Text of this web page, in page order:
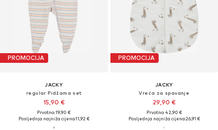
PROMOCIJA
JACKY
regular Pidžama set
15,90 €
Prvotno: 19,90 €
Posljednja najniža cijena:11,92 €
PROMOCIJA
JACKY
Vreća za spavanje
29,90 €
Prvotno: 42,90 €
Posljednja najniža cijena:26,91 €